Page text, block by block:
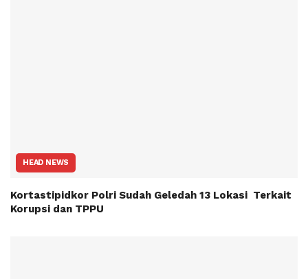
HEAD NEWS
Kortastipidkor Polri Sudah Geledah 13 Lokasi Terkait
Korupsi dan TPPU